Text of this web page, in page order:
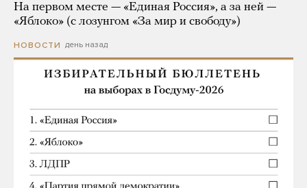
На первом месте — «Единая Россия», а за ней —
«Яблоко» (с лозунгом «За мир и свободу»)
НОВОСТИ день назад